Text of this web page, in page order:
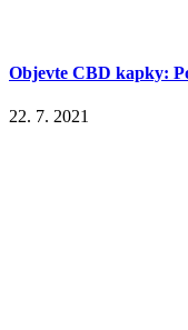
Objevte CBD kapky:
22. 7. 2021